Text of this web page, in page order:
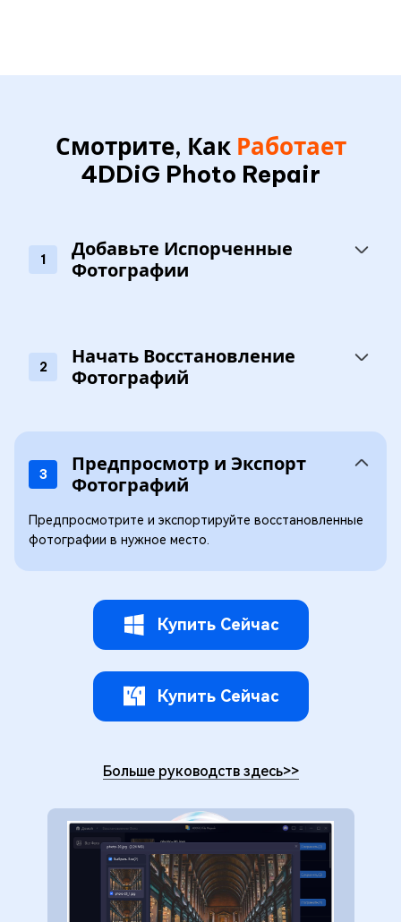
Смотрите, Как Работает
4DDiG Photo Repair
1
Добавьте Испорченные
Фотографии
2
Начать Восстановление
Фотографий
3
Предпросмотр и Экспорт
Фотографий
Предпросмотрите и экспортируйте восстановленные
фотографии в нужное место.
Купить Сейчас
Купить Сейчас
Больше руководств здесь>>